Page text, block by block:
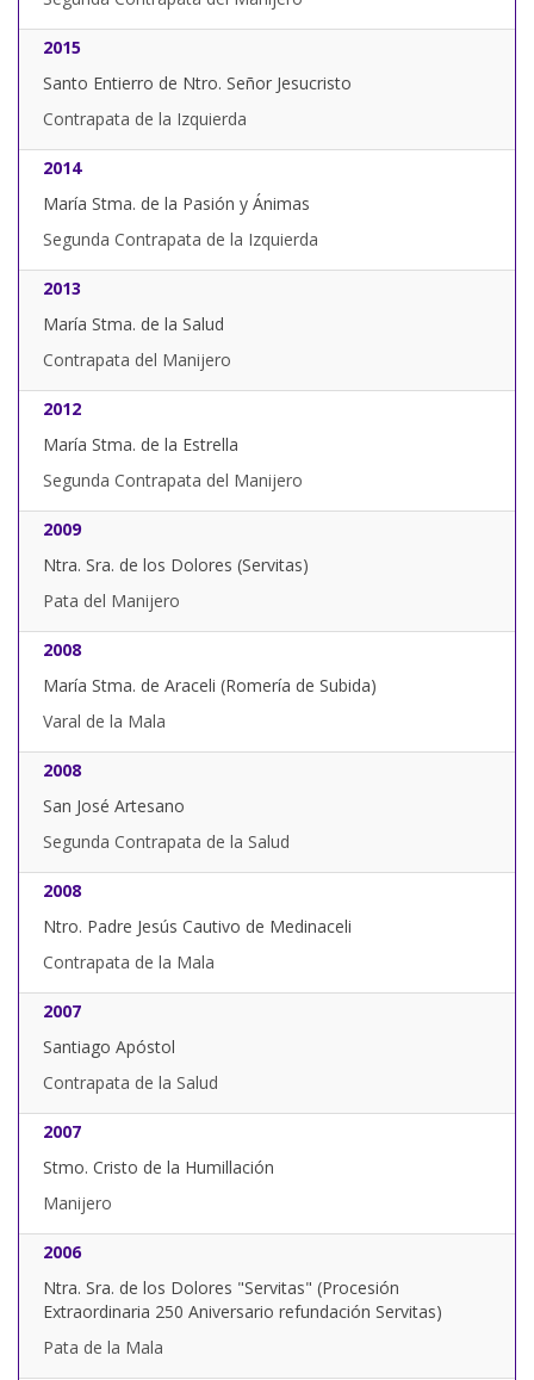
2015
Santo Entierro de Ntro. Señor Jesucristo
Contrapata de la Izquierda
2014
María Stma. de la Pasión y Ánimas
Segunda Contrapata de la Izquierda
2013
María Stma. de la Salud
Contrapata del Manijero
2012
María Stma. de la Estrella
Segunda Contrapata del Manijero
2009
Ntra. Sra. de los Dolores (Servitas)
Pata del Manijero
2008
María Stma. de Araceli (Romería de Subida)
Varal de la Mala
2008
San José Artesano
Segunda Contrapata de la Salud
2008
Ntro. Padre Jesús Cautivo de Medinaceli
Contrapata de la Mala
2007
Santiago Apóstol
Contrapata de la Salud
2007
Stmo. Cristo de la Humillación
Manijero
2006
Ntra. Sra. de los Dolores "Servitas" (Procesión
Extraordinaria 250 Aniversario refundación Servitas)
Pata de la Mala